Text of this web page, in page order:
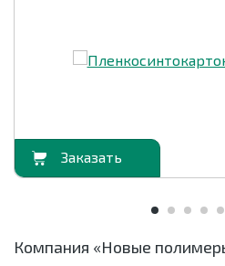
Компания «Новые